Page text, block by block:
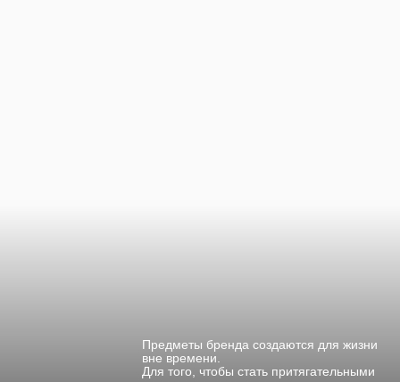
Предметы бренда создаются для жизни
вне времени.
Для того, чтобы стать притягательными